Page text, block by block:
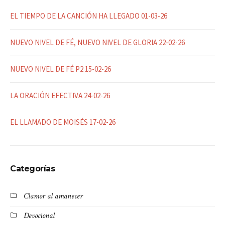
EL TIEMPO DE LA CANCIÓN HA LLEGADO 01-03-26
NUEVO NIVEL DE FÉ, NUEVO NIVEL DE GLORIA 22-02-26
NUEVO NIVEL DE FÉ P2 15-02-26
LA ORACIÓN EFECTIVA 24-02-26
EL LLAMADO DE MOISÉS 17-02-26
Categorías
Clamor al amanecer
Devocional